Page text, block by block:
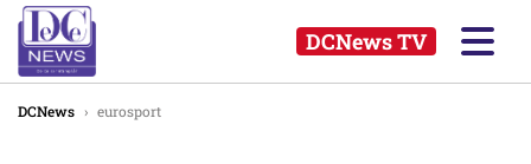
DCNews TV
DCNews › eurosport